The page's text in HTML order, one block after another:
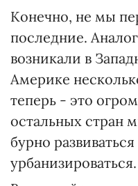
Конечно, не мы
последние.
возникали в
Америке
теперь - это
остальных стран
бурно
урбанизироваться.